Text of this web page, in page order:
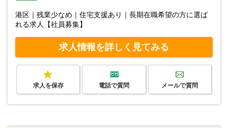
港区｜残業少なめ｜住宅支援あり｜長期在職希望の方に選ば
れる求人【社員募集】
求人情報を詳しく見てみる
求人を保存 電話で質問 メールで質問